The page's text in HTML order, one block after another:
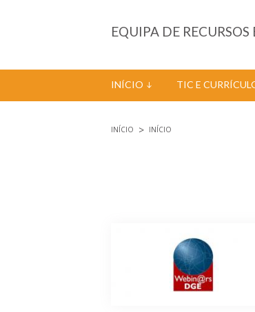
EQUIPA DE
INÍCIO TIC E
INÍCIO INÍCIO
Páginas